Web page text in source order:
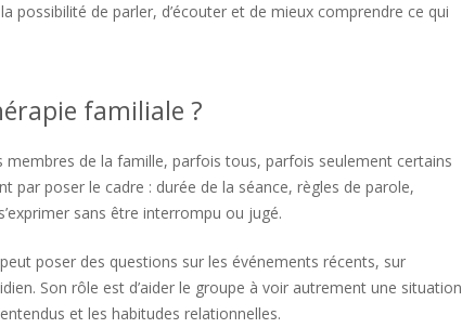
possibilité de parler, d’écouter et de mieux comprendre ce qui
familiale ?
de la famille, parfois tous, parfois seulement certains
par poser le cadre : durée de la séance, règles de parole,
sans être interrompu ou jugé.
poser des questions sur les événements récents, sur
Son rôle est d’aider le groupe à voir autrement une situation
et les habitudes relationnelles.